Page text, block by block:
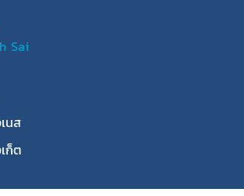
Sai
นส
ก็ต